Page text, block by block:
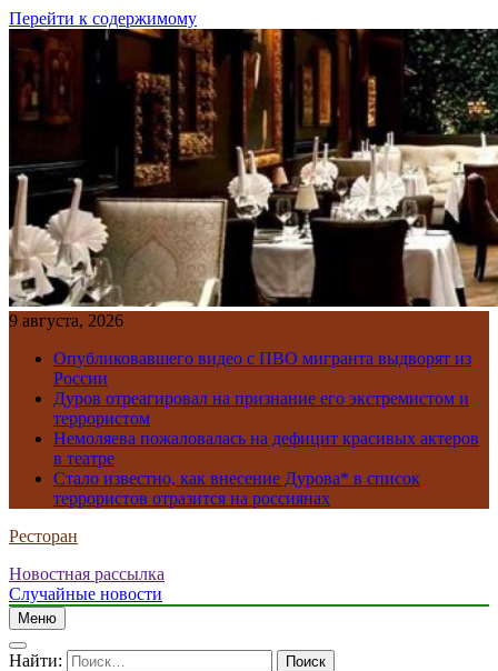
Перейти к содержимому
9 августа, 2026
Опубликовавшего видео с ПВО мигранта выдворят из
России
Дуров отреагировал на признание его экстремистом и
террористом
Немоляева пожаловалась на дефицит красивых актеров
в театре
Стало известно, как внесение Дурова* в список
террористов отразится на россиянах
Ресторан
Новостная рассылка
Случайные новости
Меню
Найти: